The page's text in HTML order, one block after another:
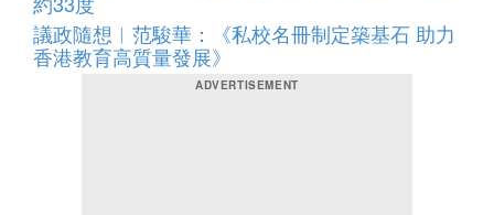
議政隨想︱范駿華：《私校名冊制定築基石 助力
香港教育高質量發展》